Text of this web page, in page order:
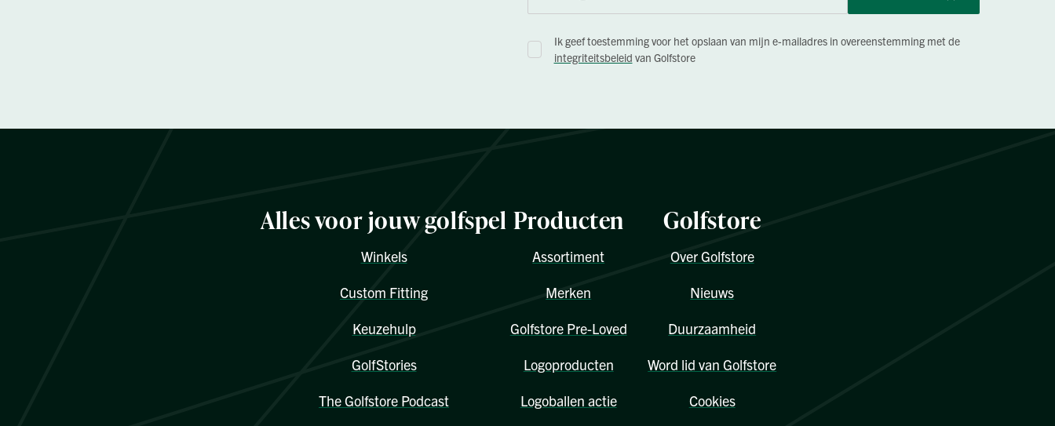
Ik geef toestemming voor het opslaan van mijn e-mailadres in overeenstemming met de
integriteitsbeleid van Golfstore
Alles voor jouw golfspel
Winkels
Custom Fitting
Keuzehulp
GolfStories
The Golfstore Podcast
Producten
Assortiment
Merken
Golfstore Pre-Loved
Logoproducten
Logoballen actie
Golfstore
Over Golfstore
Nieuws
Duurzaamheid
Word lid van Golfstore
Cookies